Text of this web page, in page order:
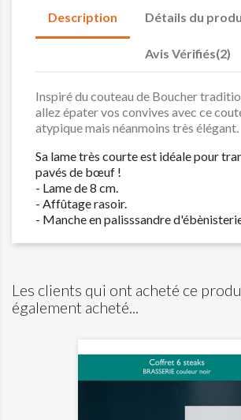
Description Détails du
Avis Vérifiés(2)
Inspiré du couteau de Boucher
allez épater vos convives avec ce
atypique mais néanmoins très élégant.
Sa lame très courte est idéale pour
pavés de bœuf !
- Lame de 8 cm.
- Affûtage rasoir.
- Manche en palisssandre
Les clients qui ont acheté ce
également acheté...